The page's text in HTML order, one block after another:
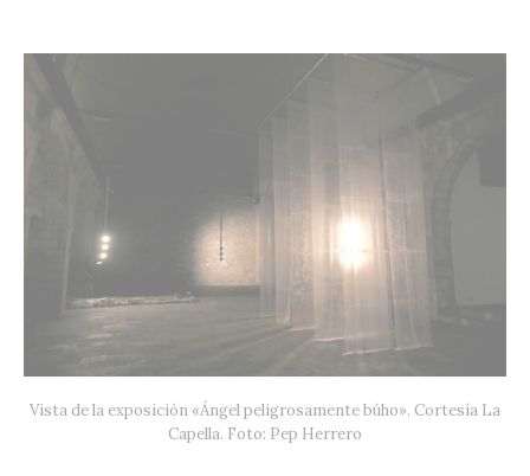
Vista de la exposición «Ángel peligrosamente búho». Cortesía La
Capella. Foto: Pep Herrero